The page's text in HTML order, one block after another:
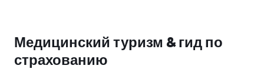
Медицинский туризм & гид по
страхованию